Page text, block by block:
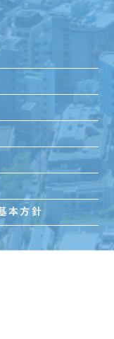
本方針